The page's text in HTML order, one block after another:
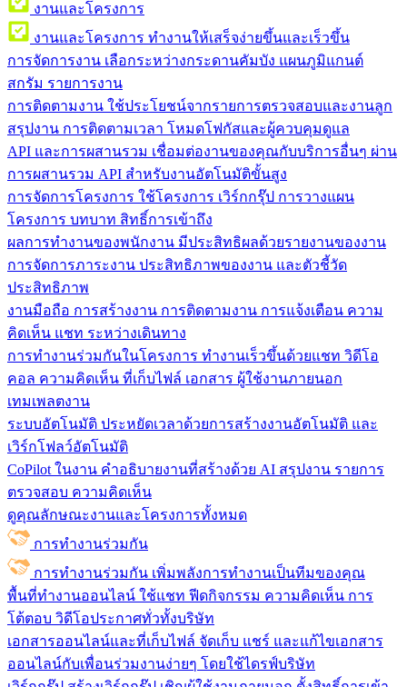
งานและโครงการ
งานและโครงการ ทำงานให้เสร็จง่ายขึ้นและเร็วขึ้น
การจัดการงาน เลือกระหว่างกระดานคัมบัง แผนภูมิแกนต์
สกรัม รายการงาน
การติดตามงาน ใช้ประโยชน์จากรายการตรวจสอบและงานลูก
สรุปงาน การติดตามเวลา โหมดโฟกัสและผู้ควบคุมดูแล
API และการผสานรวม เชื่อมต่องานของคุณกับบริการอื่นๆ ผ่าน
การผสานรวม API สำหรับงานอัตโนมัติขั้นสูง
การจัดการโครงการ ใช้โครงการ เวิร์กกรุ๊ป การวางแผน
โครงการ บทบาท สิทธิ์การเข้าถึง
ผลการทำงานของพนักงาน มีประสิทธิผลด้วยรายงานของงาน
การจัดการภาระงาน ประสิทธิภาพของงาน และตัวชี้วัด
ประสิทธิภาพ
งานมือถือ การสร้างงาน การติดตามงาน การแจ้งเตือน ความ
คิดเห็น แชท ระหว่างเดินทาง
การทำงานร่วมกันในโครงการ ทํางานเร็วขึ้นด้วยแชท วิดีโอ
คอล ความคิดเห็น ที่เก็บไฟล์ เอกสาร ผู้ใช้งานภายนอก
เทมเพลตงาน
ระบบอัตโนมัติ ประหยัดเวลาด้วยการสร้างงานอัตโนมัติ และ
เวิร์กโฟลว์อัตโนมัติ
CoPilot ในงาน คำอธิบายงานที่สร้างด้วย AI สรุปงาน รายการ
ตรวจสอบ ความคิดเห็น
ดูคุณลักษณะงานและโครงการทั้งหมด
การทำงานร่วมกัน
การทำงานร่วมกัน เพิ่มพลังการทำงานเป็นทีมของคุณ
พื้นที่ทำงานออนไลน์ ใช้แชท ฟีดกิจกรรม ความคิดเห็น การ
โต้ตอบ วิดีโอประกาศทั่วทั้งบริษัท
เอกสารออนไลน์และที่เก็บไฟล์ จัดเก็บ แชร์ และแก้ไขเอกสาร
ออนไลน์กับเพื่อนร่วมงานง่ายๆ โดยใช้ไดรฟ์บริษัท